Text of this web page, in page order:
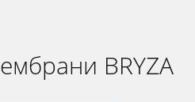
BRYZA